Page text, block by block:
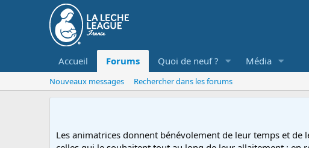
Accueil Forums Quoi de neuf ? Média
Nouveaux messages Rechercher dans les forums
Les animatrices donnent bénévolement de leur temps et